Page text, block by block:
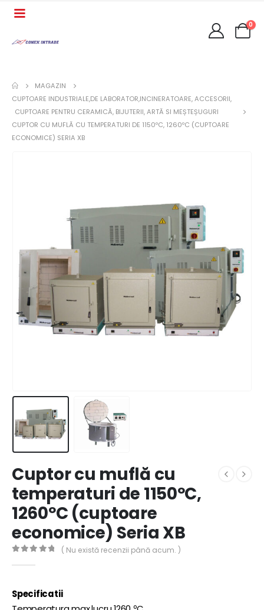
0
MAGAZIN
CUPTOARE INDUSTRIALE,DE LABORATOR,INCINERATOARE, ACCESORII,
CUPTOARE PENTRU CERAMICĂ, BIJUTERII, ARTĂ SI MEȘTEȘUGURI
CUPTOR CU MUFLĂ CU TEMPERATURI DE 1150ºC, 1260ºC (CUPTOARE
ECONOMICE) SERIA XB
Cuptor cu muflă cu
temperaturi de 1150ºC,
1260ºC (cuptoare
economice) Seria XB
( Nu există recenzii până acum. )
Specificatii